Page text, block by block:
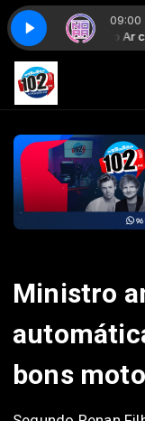
09:00
No Ar com
Ministro
bons